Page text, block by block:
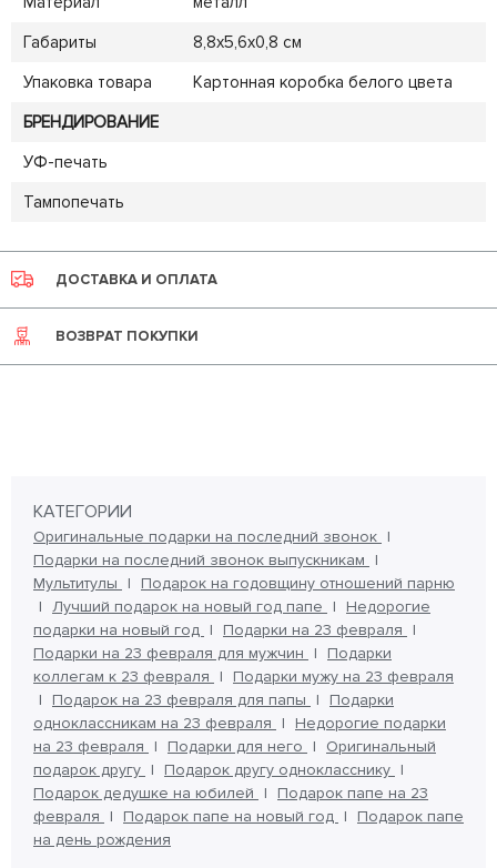
Габариты
8,8х5,6х0,8 см
Упаковка товара
Картонная коробка белого цвета
БРЕНДИРОВАНИЕ
УФ-печать
Тампопечать
ДОСТАВКА И ОПЛАТА
ВОЗВРАТ ПОКУПКИ
КАТЕГОРИИ
Оригинальные подарки на последний звонок
Подарки на последний звонок выпускникам
Мультитулы
Подарок на годовщину отношений парню
Лучший подарок на новый год папе
Недорогие
подарки на новый год
Подарки на 23 февраля
Подарки на 23 февраля для мужчин
Подарки
коллегам к 23 февраля
Подарки мужу на 23 февраля
Подарок на 23 февраля для папы
Подарки
одноклассникам на 23 февраля
Недорогие подарки
на 23 февраля
Подарки для него
Оригинальный
подарок другу
Подарок другу однокласснику
Подарок дедушке на юбилей
Подарок папе на 23
февраля
Подарок папе на новый год
Подарок папе
на день рождения